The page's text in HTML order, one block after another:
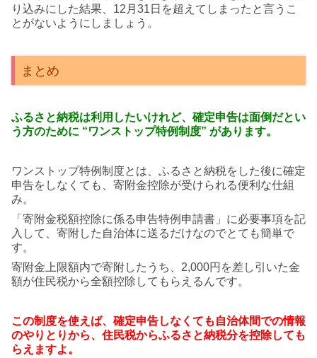
り込みにした結果、12月31日を超えてしまったと言うこ
とがないようにしましょう。
まとめ
ふるさと納税は利用したいけれど、 確定申告は面倒だとい
う方のために “ワンストップ特例制度” があります。
ワンストップ特例制度とは、ふるさと納税をした後に確定
申告をしなくても、寄附金控除が受けられる便利な仕組
み。
「寄附金税額控除に係る申告特例申請書」に必要事項を記
入して、寄附した自治体に送るだけなのでとても簡単で
す。
寄附金上限額内で寄附したうち、2,000円を差し引いた金
額が住民税から全額控除してもらえるんです。
この制度を使えば、確定申告しなくても 自治体間での情報
のやりとりから、 住民税からふるさと納税分を控除しても
らえますよ。